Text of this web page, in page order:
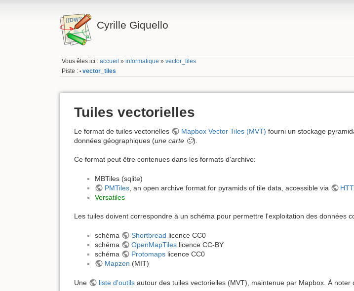
Cyrille Giquello
Vous êtes ici :accueil »informatique »vector_tiles
Piste : • vector_tiles
Tuiles vectorielles
Le format de tuiles vectorielles Mapbox Vector Tiles (MVT) fourni un stockage
données géographiques (une carte 🙂).
Ce format peut être contenues dans les formats d'archive:
MBTiles (sqlite)
PMTiles, an open archive format for pyramids of tile data, accessible via
Versatiles
Les tuiles doivent correspondre à un schéma pour permettre l'exploitation des données
schéma Shortbread licence CC0
schéma
OpenMapTileslicence CC-BY
schéma
Protomapslicence CC0
Mapzen (MIT)
Une liste d'outilsautour des tuiles vectorielles (MVT), maintenue par Mapbox. À noter